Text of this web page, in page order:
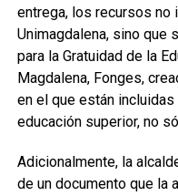
entrega, los recursos no
Unimagdalena, sino que
para la Gratuidad de la
Magdalena, Fonges,
en el que están
educación superior, no
Adicionalmente, la
de un documento que la